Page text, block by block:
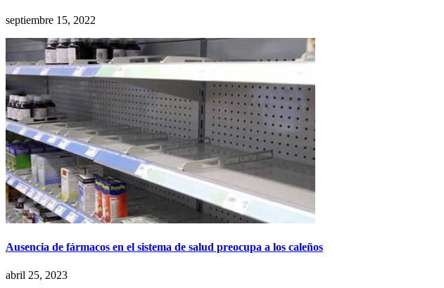
septiembre 15, 2022
Ausencia de fármacos en el sistema de salud preocupa a los caleños
abril 25, 2023